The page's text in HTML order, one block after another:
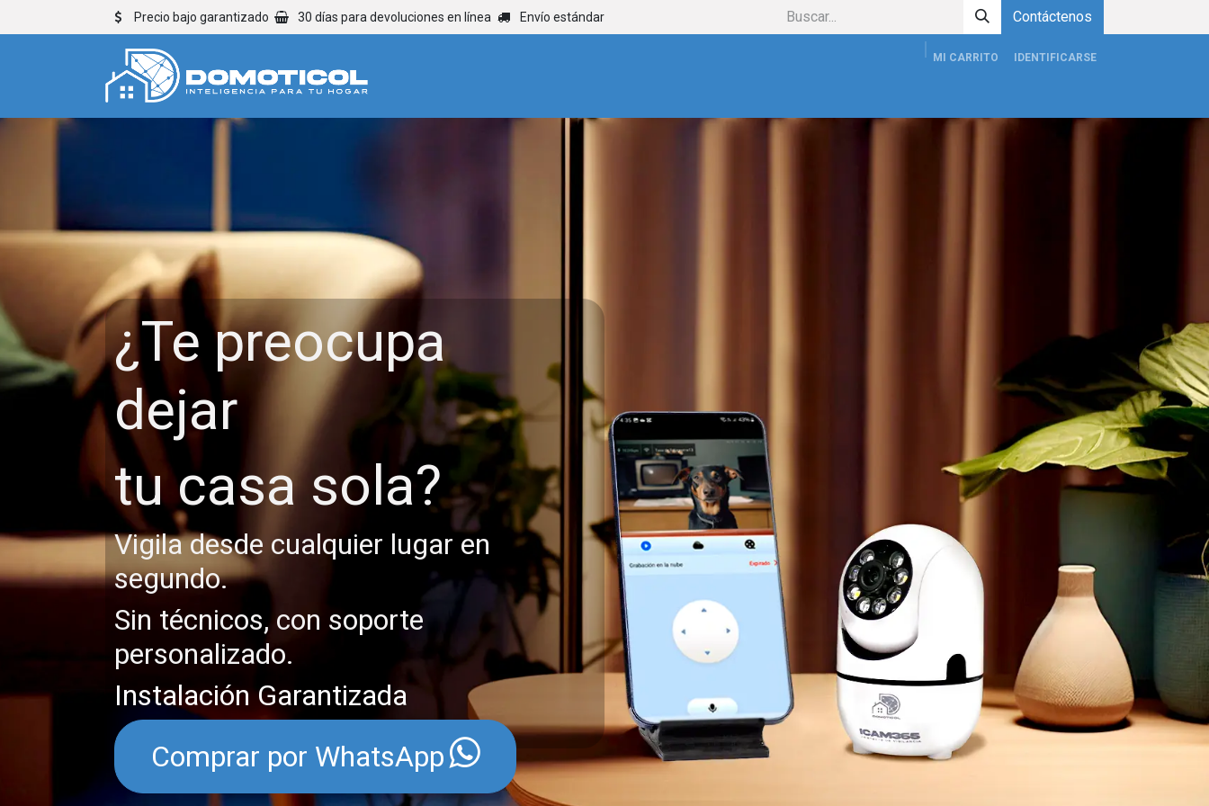
Precio bajo garantizado 30 días para devoluciones en línea Envío estándar Contáctenos
MI CARRITO IDENTIFICARSE
¿Te preocupa
dejar
tu casa sola?
Vigila desde cualquier lugar en
segundo.
Sin técnicos, con soporte
personalizado.
Instalación Garantizada
Comprar por WhatsApp